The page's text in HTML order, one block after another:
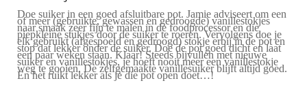
Doe suiker in een goed afsluitbare pot. Jamie adviseert om een
of meer (gebruikte, gewassen en gedroogde) vanillestokjes
naar smaak zeer fijn te malen in de foodprocessor en die
piepkleine stukjes door de suiker te roeren. Vervolgens doe je
elk gebruikt (afgespoeld en gedroogd) stokje erbij in de pot en
stop dat lekker onder de suiker. Doe de pot goed dicht en laat
een paar weken staan. Klaar! Steeds bijvullen met nieuwe
suiker en vanillestokjes, je hoeft nooit meer een vanillestokje
weg te gooien. De zelfgemaakte vanillesuiker blijft altijd goed.
En het ruikt lekker als je die pot open doet…!